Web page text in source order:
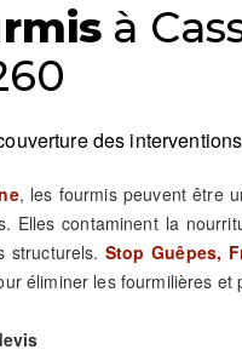
à
des
, les fourmis peuvent être
Elles contaminent la
structurels.Stop Guêpes,
éliminer les fourmilières et